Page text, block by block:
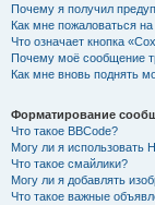
Почему я получил
Как мне пожаловаться
Что означает кнопка
Почему моё сообщение
Как мне вновь поднять
Форматирование
Что такое BBCode?
Могу ли я использовать
Что такое смайлики?
Могу ли я добавлять
Что такое важные